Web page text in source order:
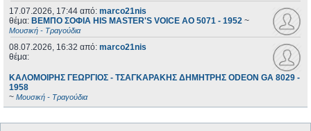
17.07.2026, 17:44 από: marco21nis
θέμα: ΒΕΜΠΟ ΣΟΦΙΑ HIS MASTER'S VOICE AO 5071 - 1952 ~
Μουσική - Τραγούδια
08.07.2026, 16:32 από: marco21nis
θέμα:
ΚΑΛΟΜΟΙΡΗΣ ΓΕΩΡΓΙΟΣ - ΤΣΑΓΚΑΡΑΚΗΣ ΔΗΜΗΤΡΗΣ ODEON GA 8029 -
1958
~ Μουσική - Τραγούδια